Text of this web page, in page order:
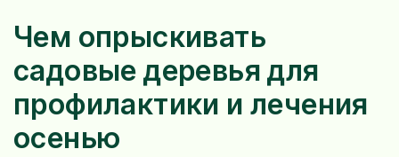
Чем опрыскивать
садовые деревья для
профилактики и лечения
осенью